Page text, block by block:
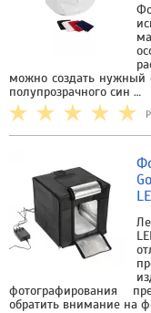
можно создать нужный
полупрозрачного син …
фотографирования
обратить внимание на